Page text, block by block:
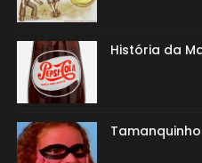
História da